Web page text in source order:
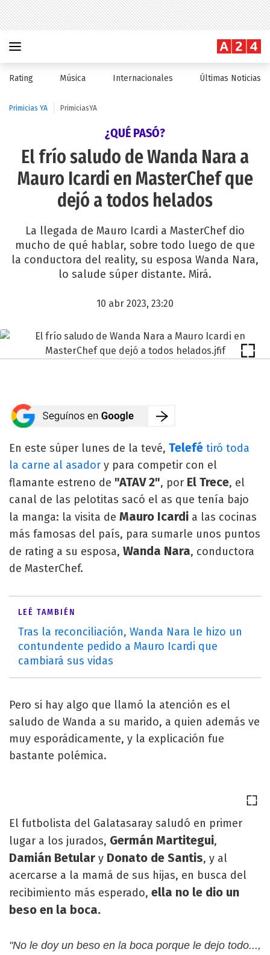
Rating Música Internacionales Últimas Noticias
Primicias YA PrimiciasYA
¿QUÉ PASÓ?
El frío saludo de Wanda Nara a
Mauro Icardi en MasterChef que
dejó a todos helados
La llegada de Mauro Icardi a MasterChef dio
mucho de qué hablar, sobre todo luego de que
la conductora del reality, su esposa Wanda Nara,
lo salude súper distante. Mirá.
10 abr 2023, 23:20
En este súper lunes de la tevé, Telefé tiró toda
la carne al asador y para competir con el
flamante estreno de "ATAV 2", por El Trece, el
canal de las pelotitas sacó el as que tenía bajo
la manga: la visita de Mauro Icardi a las cocinas
más famosas del país, para sumarle unos puntos
de rating a su esposa, Wanda Nara, conductora
de MasterChef.
LEÉ TAMBIÉN
Tras la reconciliación, Wanda Nara le hizo un
contundente pedido a Mauro Icardi que
cambiará sus vidas
Pero si hay algo que llamó la atención es el
saludo de Wanda a su marido, a quien además ve
muy esporádicamente, y la explicación fue
bastante polémica.
El futbolista del Galatasaray saludó en primer
lugar a los jurados, Germán Martitegui,
Damián Betular y Donato de Santis, y al
acercarse a la mamá de sus hijas, en busca del
recibimiento más esperado, ella no le dio un
beso en la boca.
"No le doy un beso en la boca porque le dejo todo...,